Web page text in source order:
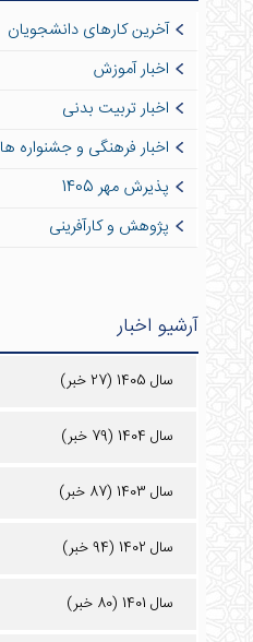
آخرین کارهای دانشجویان
اخبار آموزش
اخبار تربیت بدنی
اخبار فرهنگی و جشنواره ها
پذیرش مهر 1405
پژوهش و کارآفرینی
آرشیو اخبار
سال 1405 (27 خبر)
سال 1404 (79 خبر)
سال 1403 (87 خبر)
سال 1402 (94 خبر)
سال 1401 (80 خبر)